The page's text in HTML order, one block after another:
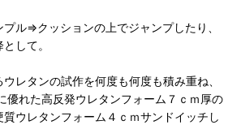
ル⇒クッションの上でジャンプしたり、
して。
レタンの試作を何度も何度も積み重ね、
優れた高反発ウレタンフォーム７ｃｍ厚の
質ウレタンフォーム４ｃｍサンドイッチし